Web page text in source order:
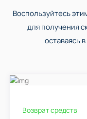
Воспользуйтесь
для получения
оставаясь
Возврат средств